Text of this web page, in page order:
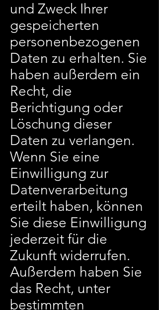
und Zweck Ihrer
gespeicherten
personenbezogenen
Daten zu erhalten. Sie
haben außerdem ein
Recht, die
Berichtigung oder
Löschung dieser
Daten zu verlangen.
Wenn Sie eine
Einwilligung zur
Datenverarbeitung
erteilt haben, können
Sie diese Einwilligung
jederzeit für die
Zukunft widerrufen.
Außerdem haben Sie
das Recht, unter
bestimmten